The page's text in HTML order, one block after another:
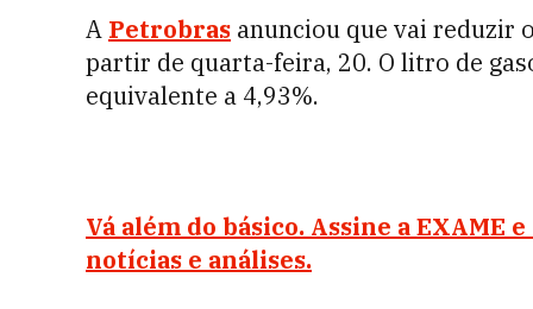
A Petrobras anunciou que vai reduzir
partir de quarta-feira, 20. O litro de
equivalente a 4,93%.
Vá além do básico. Assine a
notícias e análises.